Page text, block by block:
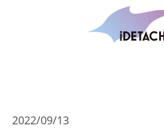
2022/09/13